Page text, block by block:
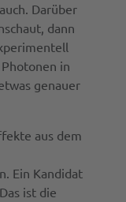
Darüber
dann
in
genauer
aus dem
Ein Kandidat
ist die